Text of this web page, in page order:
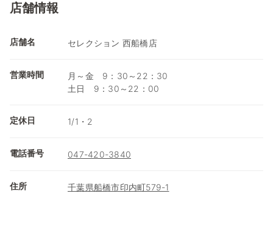
店舗情報
店舗名 セレクション 西船橋店
営業時間
月～金 9：30～22：30
土日 9：30～22：00
定休日 1/1・2
電話番号 047-420-3840
住所 千葉県船橋市印内町579-1